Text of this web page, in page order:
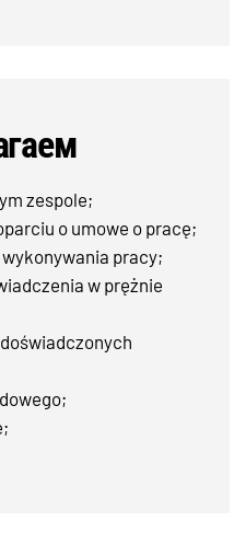
zespole;
o umowe o pracę;
pracy;
w prężnie